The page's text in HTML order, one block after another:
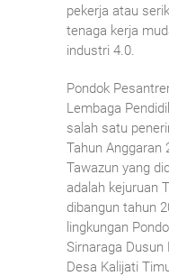
pekerja atau
tenaga kerja
industri 4.0.
Pondok
Lembaga
salah satu
Tahun Anggaran
Tawazun yang
adalah kejuruan
dibangun tahun
lingkungan
Sirnaraga Dusun
Desa Kalijati